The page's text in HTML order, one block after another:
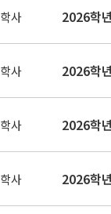
학사 2026학
학사
학사
학사 2026학